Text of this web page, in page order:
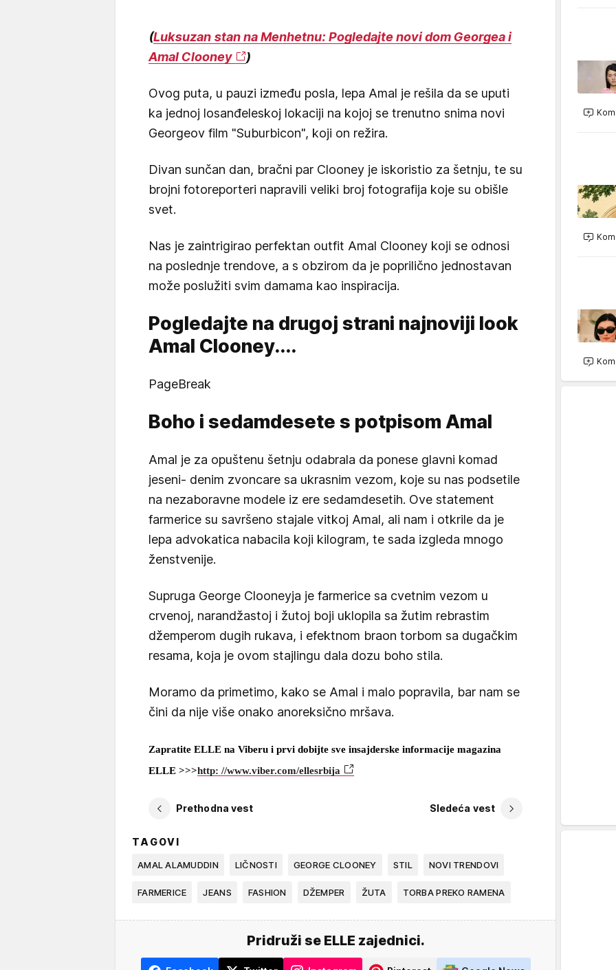
(Luksuzan stan na Menhetnu: Pogledajte novi dom Georgea i
Amal Clooney
)
Ovog puta, u pauzi između posla, lepa Amal je rešila da se uputi
ka jednoj losanđeleskoj lokaciji na kojoj se trenutno snima novi
Georgeov film "Suburbicon", koji on režira.
Divan sunčan dan, bračni par Clooney je iskoristio za šetnju, te su
brojni fotoreporteri napravili veliki broj fotografija koje su obišle
svet.
Nas je zaintrigirao perfektan outfit Amal Clooney koji se odnosi
na poslednje trendove, a s obzirom da je poprilično jednostavan
može poslužiti svim damama kao inspiracija.
Pogledajte na drugoj strani najnoviji look
Amal Clooney....
PageBreak
Boho i sedamdesete s potpisom Amal
Amal je za opuštenu šetnju odabrala da ponese glavni komad
jeseni- denim zvoncare sa ukrasnim vezom, koje su nas podsetile
na nezaboravne modele iz ere sedamdesetih. Ove statement
farmerice su savršeno stajale vitkoj Amal, ali nam i otkrile da je
lepa advokatica nabacila koji kilogram, te sada izgleda mnogo
ženstvenije.
Supruga George Clooneyja je farmerice sa cvetnim vezom u
crvenoj, narandžastoj i žutoj boji uklopila sa žutim rebrastim
džemperom dugih rukava, i efektnom braon torbom sa dugačkim
resama, koja je ovom stajlingu dala dozu boho stila.
Moramo da primetimo, kako se Amal i malo popravila, bar nam se
čini da nije više onako anoreksično mršava.
Zapratite ELLE na Viberu i prvi dobijte sve insajderske informacije magazina
ELLE >>>http: //www.viber.com/ellesrbija
Prethodna vest Sledeća vest
TAGOVI
AMAL ALAMUDDIN LIČNOSTI GEORGE CLOONEY STIL NOVI TRENDOVI
FARMERICE JEANS FASHION DŽEMPER ŽUTA TORBA PREKO RAMENA
Pridruži se ELLE zajednici.